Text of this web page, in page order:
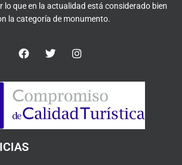
lo que en la actualidad está considerado bien
la categoría de monumento.
F
a
e
b
o
o
k
T
w
t
e
r
I
n
t
g
r
a
m